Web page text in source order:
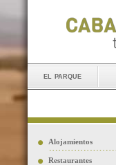
el parque
Alojamientos
Restaurantes